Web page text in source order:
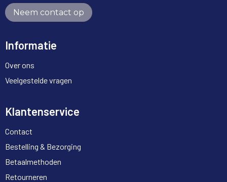
Neem contact op
Informatie
Over ons
Veelgestelde vragen
Klantenservice
Contact
Bestelling & Bezorging
Betaalmethoden
Retourneren